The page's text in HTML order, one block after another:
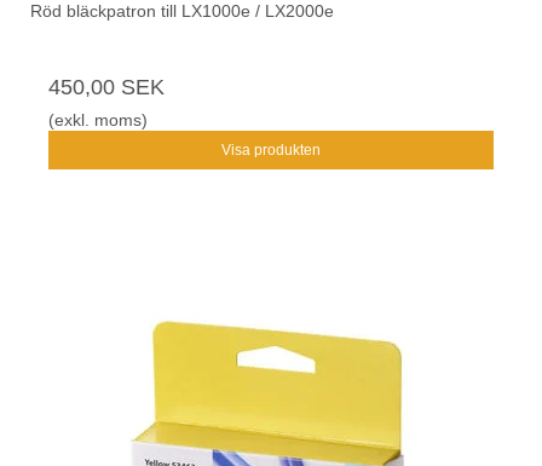
Röd bläckpatron till LX1000e / LX2000e
450,00 SEK
(exkl. moms)
Visa produkten